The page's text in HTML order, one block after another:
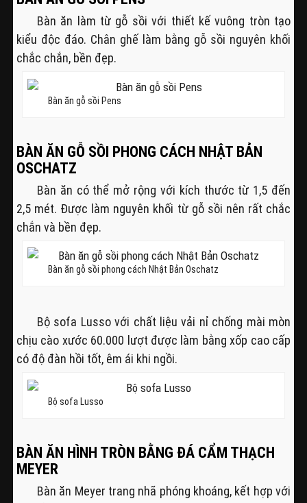
Bàn ăn làm từ gỗ sồi với thiết kế vuông tròn tạo
kiểu độc đáo. Chân ghế làm bằng gỗ sồi nguyên khối
chắc chắn, bền đẹp.
Bàn ăn gỗ sồi Pens
BÀN ĂN GỖ SỒI PHONG CÁCH NHẬT BẢN
OSCHATZ
Bàn ăn có thể mở rộng với kích thước từ 1,5 đến
2,5 mét. Được làm nguyên khối từ gỗ sồi nên rất chắc
chắn và bền đẹp.
Bàn ăn gỗ sồi phong cách Nhật Bản Oschatz
Bộ sofa Lusso với chất liệu vải nỉ chống mài mòn
chịu cào xước 60.000 lượt được làm bằng xốp cao cấp
có độ đàn hồi tốt, êm ái khi ngồi.
Bộ sofa Lusso
BÀN ĂN HÌNH TRÒN BẰNG ĐÁ CẨM THẠCH
MEYER
Bàn ăn Meyer trang nhã phóng khoáng, kết hợp với